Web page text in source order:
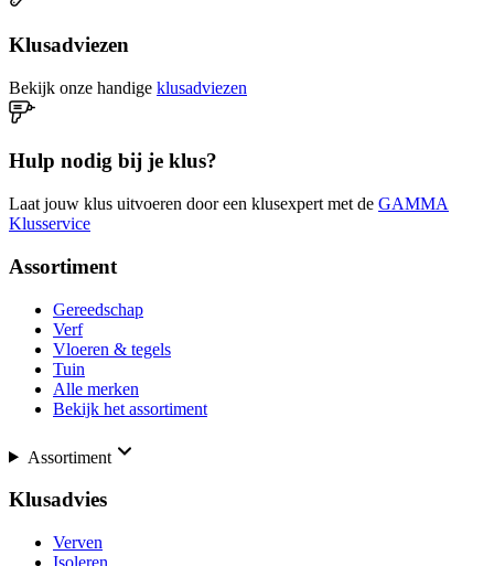
Klusadviezen
Bekijk onze handige klusadviezen
Hulp nodig bij je klus?
Laat jouw klus uitvoeren door een klusexpert met de GAMMA
Klusservice
Assortiment
Gereedschap
Verf
Vloeren & tegels
Tuin
Alle merken
Bekijk het assortiment
Assortiment
Klusadvies
Verven
Isoleren